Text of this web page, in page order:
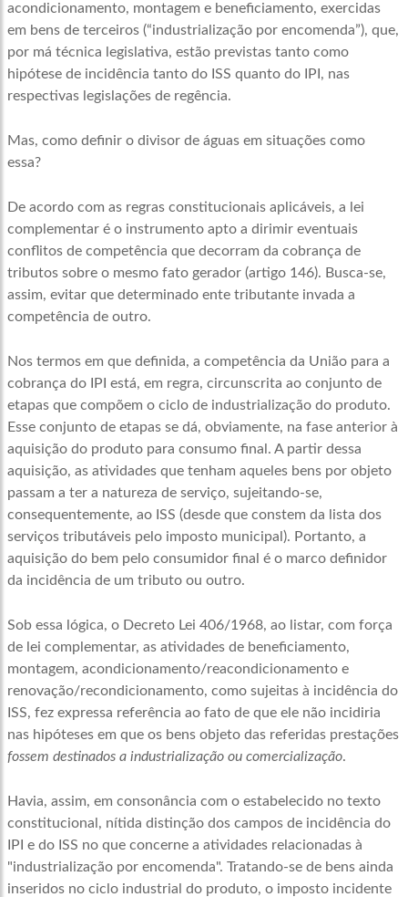
acondicionamento, montagem e beneficiamento, exercidas
em bens de terceiros (“industrialização por encomenda”), que,
por má técnica legislativa, estão previstas tanto como
hipótese de incidência tanto do ISS quanto do IPI, nas
respectivas legislações de regência.
Mas, como definir o divisor de águas em situações como
essa?
De acordo com as regras constitucionais aplicáveis, a lei
complementar é o instrumento apto a dirimir eventuais
conflitos de competência que decorram da cobrança de
tributos sobre o mesmo fato gerador (artigo 146). Busca-se,
assim, evitar que determinado ente tributante invada a
competência de outro.
Nos termos em que definida, a competência da União para a
cobrança do IPI está, em regra, circunscrita ao conjunto de
etapas que compõem o ciclo de industrialização do produto.
Esse conjunto de etapas se dá, obviamente, na fase anterior à
aquisição do produto para consumo final. A partir dessa
aquisição, as atividades que tenham aqueles bens por objeto
passam a ter a natureza de serviço, sujeitando-se,
consequentemente, ao ISS (desde que constem da lista dos
serviços tributáveis pelo imposto municipal). Portanto, a
aquisição do bem pelo consumidor final é o marco definidor
da incidência de um tributo ou outro.
Sob essa lógica, o Decreto Lei 406/1968, ao listar, com força
de lei complementar, as atividades de beneficiamento,
montagem, acondicionamento/reacondicionamento e
renovação/recondicionamento, como sujeitas à incidência do
ISS, fez expressa referência ao fato de que ele não incidiria
nas hipóteses em que os bens objeto das referidas prestações
fossem destinados aindustrialização ou comercialização.
Havia, assim, em consonância com o estabelecido no texto
constitucional, nítida distinção dos campos de incidência do
IPI e do ISS no que concerne a atividades relacionadas à
"industrialização por encomenda". Tratando-se de bens ainda
inseridos no ciclo industrial do produto, o imposto incidente